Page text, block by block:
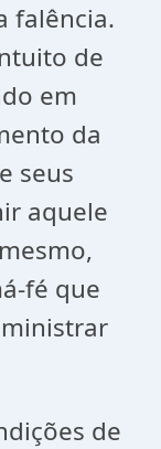
falência.
de
em
da
seus
aquele
fé que
de